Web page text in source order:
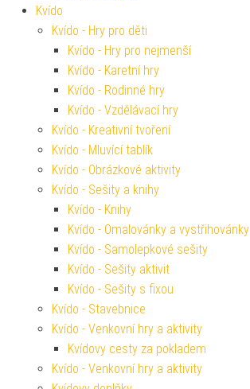
Kvído
Kvído - Hry pro děti
Kvído - Hry pro nejmenší
Kvído - Karetní hry
Kvído - Rodinné hry
Kvído - Vzdělávací hry
Kvído - Kreativní tvoření
Kvído - Mluvící tablík
Kvído - Obrázkové aktivity
Kvído - Sešity a knihy
Kvído - Knihy
Kvído - Omalovánky a vystřihovánky
Kvído - Samolepkové sešity
Kvído - Sešity aktivit
Kvído - Sešity s fixou
Kvído - Stavebnice
Kvído - Venkovní hry a aktivity
Kvídovy cesty za pokladem
Kvído - Venkovní hry a aktivity